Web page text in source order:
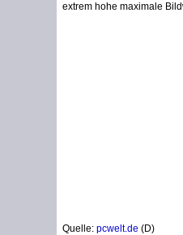
extrem hohe maximale
Quelle: pcwelt.de (D)